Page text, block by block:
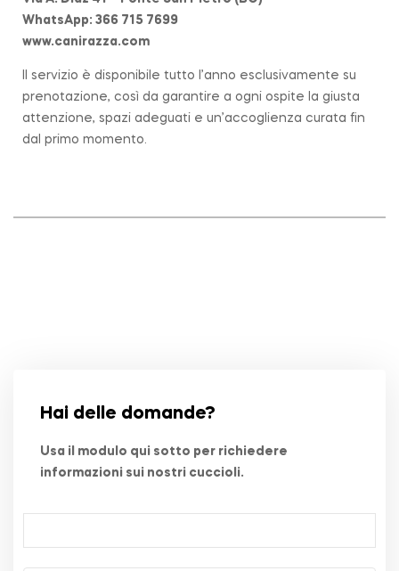
WhatsApp: 366 715 7699
www.canirazza.com
Il servizio è disponibile tutto l’anno esclusivamente su
prenotazione, così da garantire a ogni ospite la giusta
attenzione, spazi adeguati e un’accoglienza curata fin
dal primo momento.
Hai delle domande?
Usa il modulo qui sotto per richiedere
informazioni sui nostri cuccioli.